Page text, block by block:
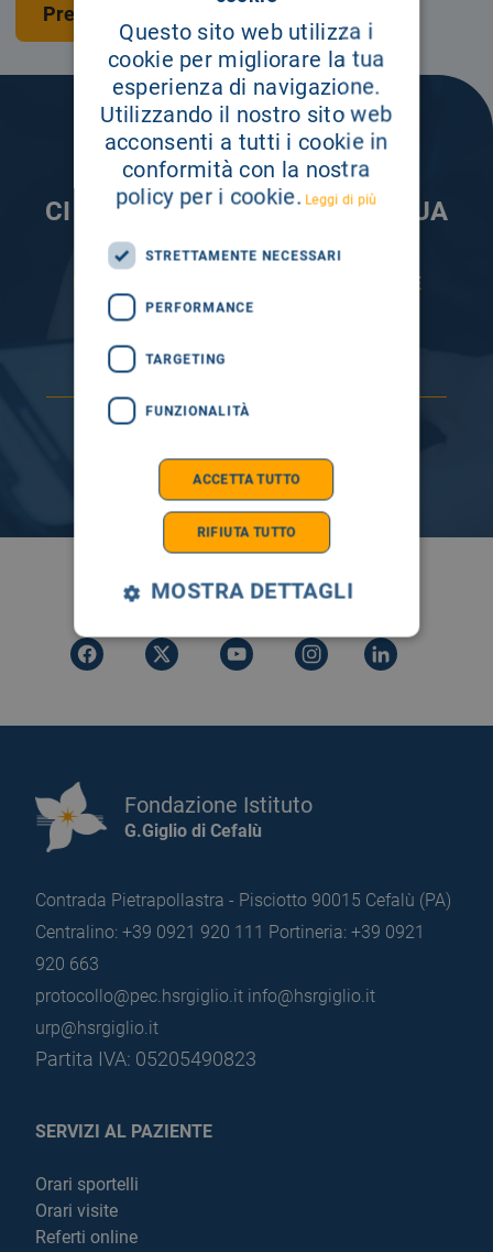
CI PRENDIAMO CURA DELLA TUA
ISCRIVITI AI NOSTRI CANALI PER RESTARE
SEMPRE AGGIORNATO
Prenota una visita
SEGUICI SU
Fondazione Istituto
G.Giglio di Cefalù
Contrada Pietrapollastra - Pisciotto 90015 Cefalù (PA)
Centralino: +39 0921 920 111 Portineria: +39 0921
920 663
protocollo@pec.hsrgiglio.it info@hsrgiglio.it
urp@hsrgiglio.it
Partita IVA: 05205490823
SERVIZI AL PAZIENTE
Orari sportelli
Orari visite
Referti online
Questo sito web utilizza i
cookie per migliorare la tua
esperienza di navigazione.
Utilizzando il nostro sito web
acconsenti a tutti i cookie in
conformità con la nostra
policy per i cookie. Leggi di più
STRETTAMENTE NECESSARI
PERFORMANCE
TARGETING
FUNZIONALITÀ
ACCETTA TUTTO
RIFIUTA TUTTO
MOSTRA DETTAGLI